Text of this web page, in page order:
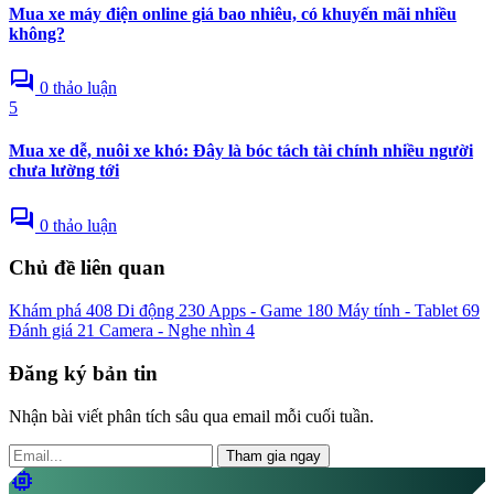
Mua xe máy điện online giá bao nhiêu, có khuyến mãi nhiều
không?
forum 0 thảo luận
5
Mua xe dễ, nuôi xe khó: Đây là bóc tách tài chính nhiều người
chưa lường tới
forum 0 thảo luận
Chủ đề liên quan
Khám phá 408 Di động 230 Apps - Game 180 Máy tính - Tablet 69
Đánh giá 21 Camera - Nghe nhìn 4
Đăng ký bản tin
Nhận bài viết phân tích sâu qua email mỗi cuối tuần.
Tham gia ngay
memory